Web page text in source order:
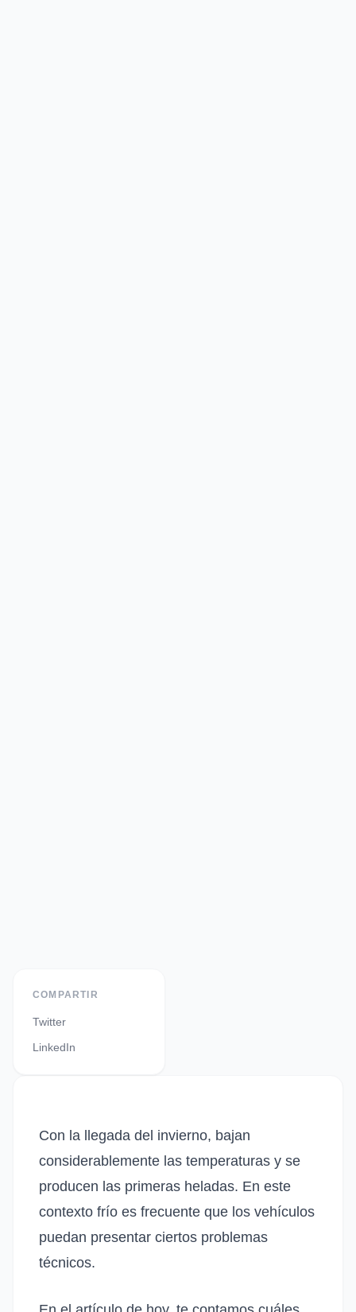
COMPARTIR
Twitter
LinkedIn
Con la llegada del invierno, bajan
considerablemente las temperaturas y se
producen las primeras heladas. En este
contexto frío es frecuente que los vehículos
puedan presentar ciertos problemas
técnicos.